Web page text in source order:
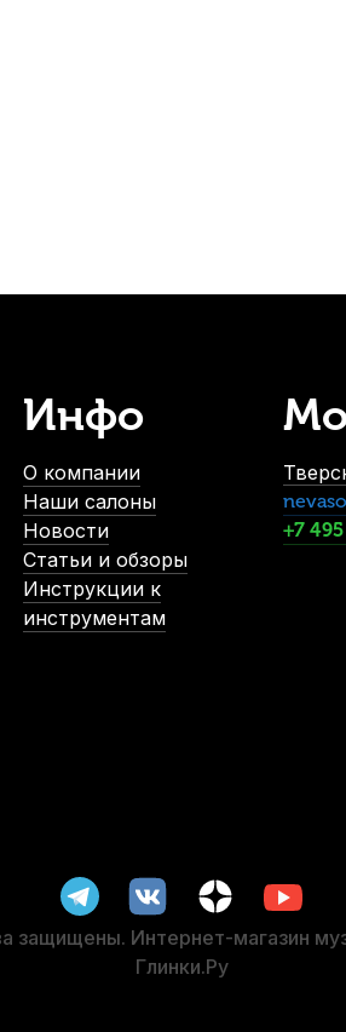
Инфо
О компании
Наши салоны
Новости
Статьи и обзоры
Инструкции к
инструментам
+7
защищены. Интернет-магазин
Глинки.Ру